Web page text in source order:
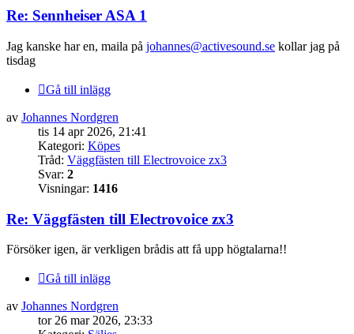
Re: Sennheiser ASA 1
Jag kanske har en, maila på johannes@activesound.se kollar jag på
tisdag
Gå till inlägg
av Johannes Nordgren
tis 14 apr 2026, 21:41
Kategori: Köpes
Tråd: Väggfästen till Electrovoice zx3
Svar: 2
Visningar: 1416
Re: Väggfästen till Electrovoice zx3
Försöker igen, är verkligen brådis att få upp högtalarna!!
Gå till inlägg
av Johannes Nordgren
tor 26 mar 2026, 23:33